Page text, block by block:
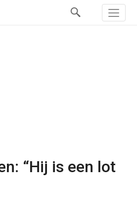
“Hij is een lot